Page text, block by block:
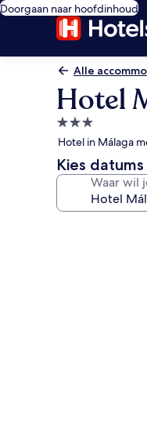
Doorgaan naar hoofdinhoud
Alle
Hotel
3.0-
Hotel in Málaga
Kies
Waar wil